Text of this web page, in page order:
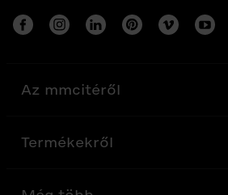
Az mmcitéről
Termékekről